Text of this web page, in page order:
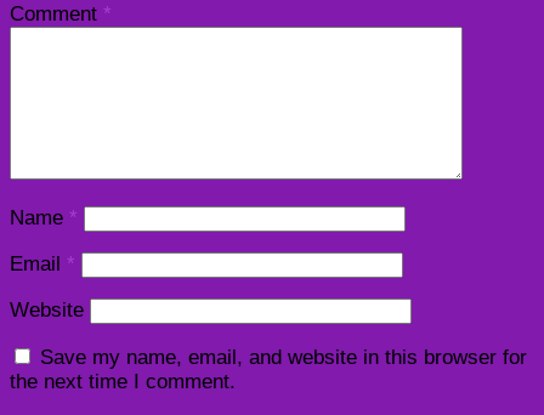
Comment *
Name *
Email *
Website
Save my name, email, and website in this browser for
the next time I comment.